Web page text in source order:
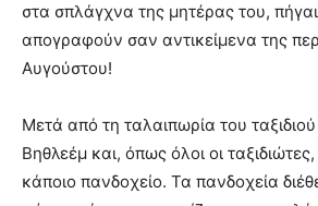
στα σπλάγχνα της μητέρας του,
απογραφούν σαν αντικείμενα της
Αυγούστου!
Μετά από τη ταλαιπωρία του
Βηθλεέμ και, όπως όλοι οι
κάποιο πανδοχείο. Τα πανδοχεία